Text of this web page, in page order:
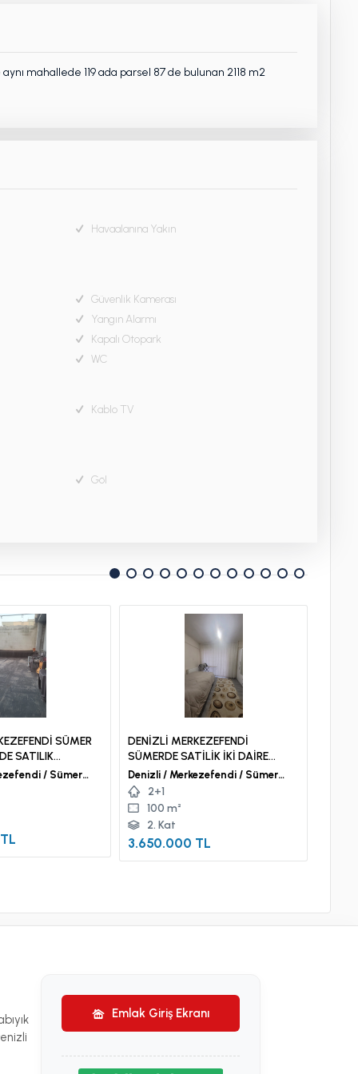
mahallede 119 ada parsel 87 de bulunan 2118 m2
Havaalanına Yakın
Güvenlik Kamerası
Yangın Alarmı
Kapalı Otopark
WC
Kablo TV
Göl
SÜMER
SATILIK
/ Sümer
DENİZLİ MERKEZEFENDİ
SÜMERDE SATİLİK İKİ DAİRE
BİRDEN
Denizli / Merkezefendi / Sümer
Mah.2+1
100 m²
2. Kat
3.650.000 TL
Emlak Giriş Ekranı